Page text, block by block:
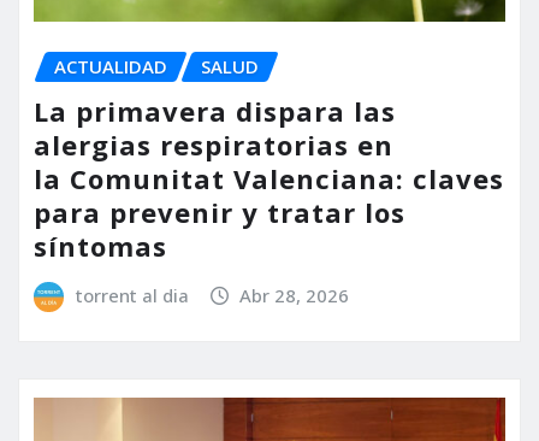
ACTUALIDAD SALUD
La primavera dispara las
alergias respiratorias en
la Comunitat Valenciana: claves
para prevenir y tratar los
síntomas
torrent al dia Abr 28, 2026